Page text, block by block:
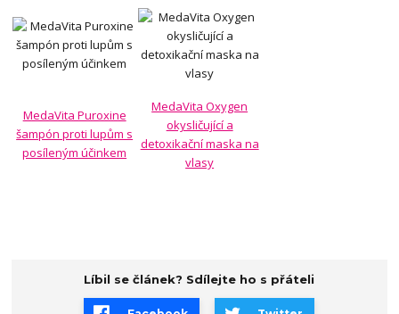
MedaVita Puroxine
šampón proti lupům s
posíleným účinkem
MedaVita Oxygen
okysličující a
detoxikační maska na
vlasy
Líbil se článek? Sdílejte ho s přáteli